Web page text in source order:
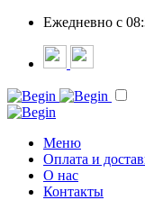
Ежедневно c
Меню
Оплата и
О нас
Контакты